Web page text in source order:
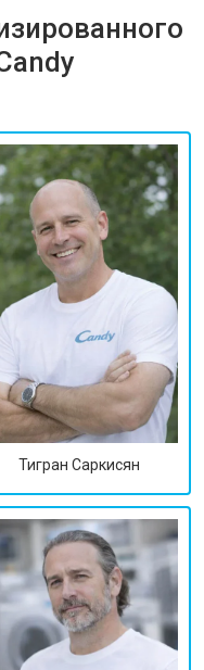
Тигран Саркисян